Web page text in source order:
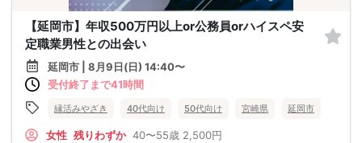
【延岡市】年収500万円以上or公務員orハイスペ安
定職業男性との出会い
延岡市 | 8月9日(日) 14:40〜
受付終了まで41時間
縁活みやざき 40代向け 50代向け 宮崎県 延岡市
女性 残りわずか 40〜55歳 2,500円